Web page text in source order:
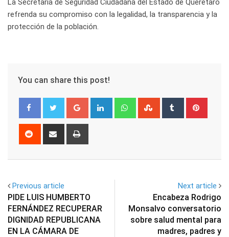
La Secretaría de Seguridad Ciudadana del Estado de Querétaro
refrenda su compromiso con la legalidad, la transparencia y la
protección de la población.
You can share this post!
Google+ LinkedIn WhatsappStumbleUpon
Tumblr
Reddit
Share
Previous article
PIDE LUIS HUMBERTO
FERNÁNDEZ RECUPERAR
DIGNIDAD REPUBLICANA
EN LA CÁMARA DE
Next article
Encabeza Rodrigo
Monsalvo conversatorio
sobre salud mental para
madres, padres y